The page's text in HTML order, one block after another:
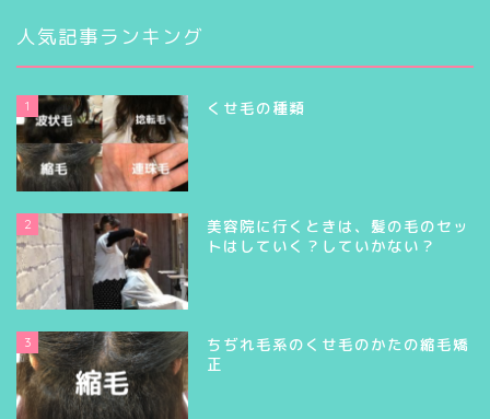
人気記事ランキング
1 くせ毛の種類
2
美容院に行くときは、髪の毛のセッ
トはしていく？していかない？
3
ちぢれ毛系のくせ毛のかたの縮毛矯
正